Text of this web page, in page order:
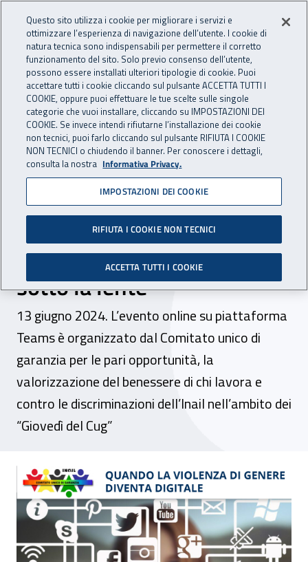
INAIL - Istituto Nazionale
Apri cerca
Navigazione principale
Navigazione - Ti trovi in:
Home Inail comunica Eventi
13 giugno 2024
Webinar - “Quando la
violenza di genere diventa
digitale. Cyberviolenze
sotto la lente”
13 giugno 2024. L’evento online su piattaforma
Teams è organizzato dal Comitato unico di
garanzia per le pari opportunità, la
valorizzazione del benessere di chi lavora e
contro le discriminazioni dell’Inail nell’ambito dei
“Giovedì del Cug”
Webinar - “Quando la violenza di
Questo sito utilizza i cookie per migliorare i servizi e
ottimizzare l’esperienza di navigazione dell’utente. I cookie di
natura tecnica sono indispensabili per permettere il corretto
funzionamento del sito. Solo previo consenso dell’utente,
possono essere installati ulteriori tipologie di cookie. Puoi
accettare tutti i cookie cliccando sul pulsante ACCETTA TUTTI I
COOKIE, oppure puoi effettuare le tue scelte sulle singole
categorie che vuoi installare, cliccando su IMPOSTAZIONI DEI
COOKIE. Se invece intendi rifiutarne l’installazione dei cookie
non tecnici, puoi farlo cliccando sul pulsante RIFIUTA I COOKIE
NON TECNICI o chiudendo il banner. Per conoscere i dettagli,
consulta la nostra Informativa Privacy.
IMPOSTAZIONI DEI COOKIE
RIFIUTA I COOKIE NON TECNICI
ACCETTA TUTTI I COOKIE